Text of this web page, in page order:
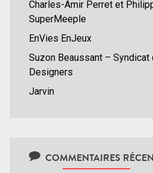
Charles-Amir Perret et
SuperMeeple
EnVies EnJeux
Suzon Beaussant – Syndicat
Designers
Jarvin
COMMENTAIRES